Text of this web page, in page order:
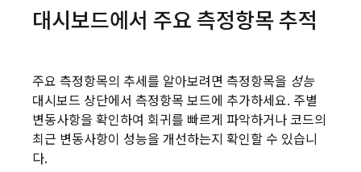
대시보드에서 주요 측정항목 추적
주요 측정항목의 추세를 알아보려면 측정항목을 성능
대시보드 상단에서 측정항목 보드에 추가하세요. 주별
변동사항을 확인하여 회귀를 빠르게 파악하거나 코드의
최근 변동사항이 성능을 개선하는지 확인할 수 있습니
다.